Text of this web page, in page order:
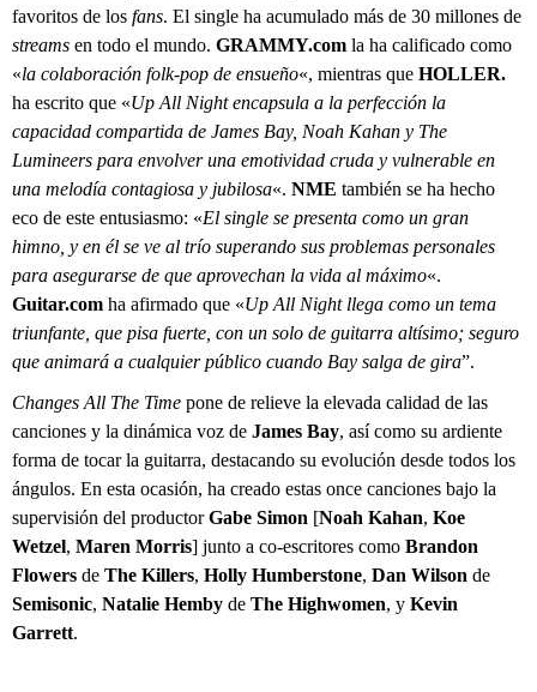
favoritos de los fans. El single ha acumulado más de 30 millones de
streams en todo el mundo. GRAMMY.com la ha calificado como
«la colaboración folk-pop de ensueño«, mientras que HOLLER.
ha escrito que «Up All Night encapsula a la perfección la
capacidad compartida de James Bay, Noah Kahan y The
Lumineers para envolver una emotividad cruda y vulnerable en
una melodía contagiosa y jubilosa«. NME también se ha hecho
eco de este entusiasmo: «El single se presenta como un gran
himno, y en él se ve al trío superando sus problemas personales
para asegurarse de que aprovechan la vida al máximo«.
Guitar.com ha afirmado que «Up All Night llega como un tema
triunfante, que pisa fuerte, con un solo de guitarra altísimo; seguro
que animará a cualquier público cuando Bay salga de gira”.
Changes All The Time pone de relieve la elevada calidad de las
canciones y la dinámica voz de James Bay, así como su ardiente
forma de tocar la guitarra, destacando su evolución desde todos los
ángulos. En esta ocasión, ha creado estas once canciones bajo la
supervisión del productorGabe Simon [Noah Kahan, Koe
Wetzel, Maren Morris] junto a co-escritores como Brandon
Flowers de The Killers, Holly Humberstone, Dan Wilson de
Semisonic, Natalie Hemby de The Highwomen, y Kevin
Garrett.